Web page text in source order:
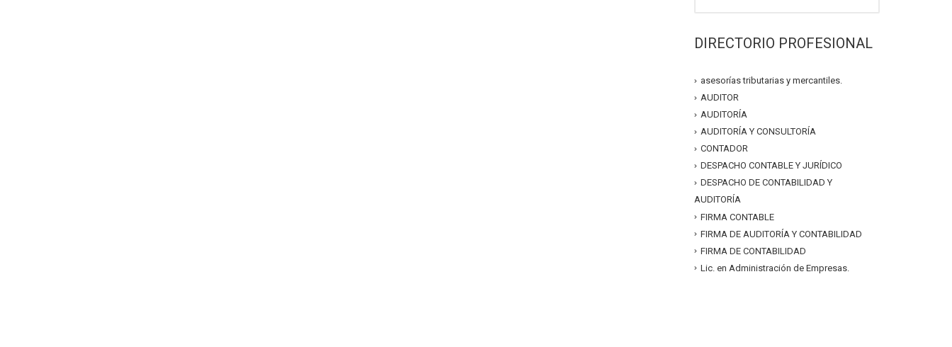
DIRECTORIO PROFESIONAL
asesorías tributarias y mercantiles.
AUDITOR
AUDITORÍA
AUDITORÍA Y CONSULTORÍA
CONTADOR
DESPACHO CONTABLE Y JURÍDICO
DESPACHO DE CONTABILIDAD Y
AUDITORÍA
FIRMA CONTABLE
FIRMA DE AUDITORÍA Y CONTABILIDAD
FIRMA DE CONTABILIDAD
Lic. en Administración de Empresas.